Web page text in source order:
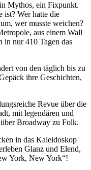
Mythos, ein Fixpunkt.
ist? Wer hatte die
wer musste weichen?
aus einem Wall
in nur 410 Tagen das
von den täglich bis zu
ihre Geschichten,
Revue über die
mit legendären und
Broadway zu Folk.
in das Kaleidoskop
Glanz und Elend,
York, New York“!